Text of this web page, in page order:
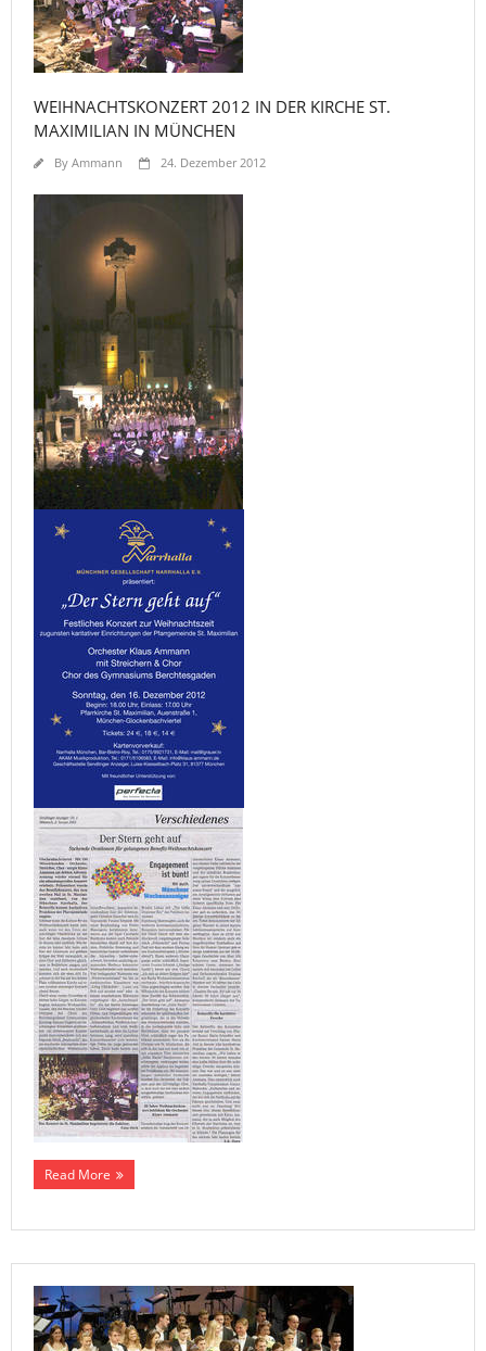
WEIHNACHTSKONZERT 2012 IN DER KIRCHE ST.
MAXIMILIAN IN MÜNCHEN
By Ammann 24. Dezember 2012
Read More